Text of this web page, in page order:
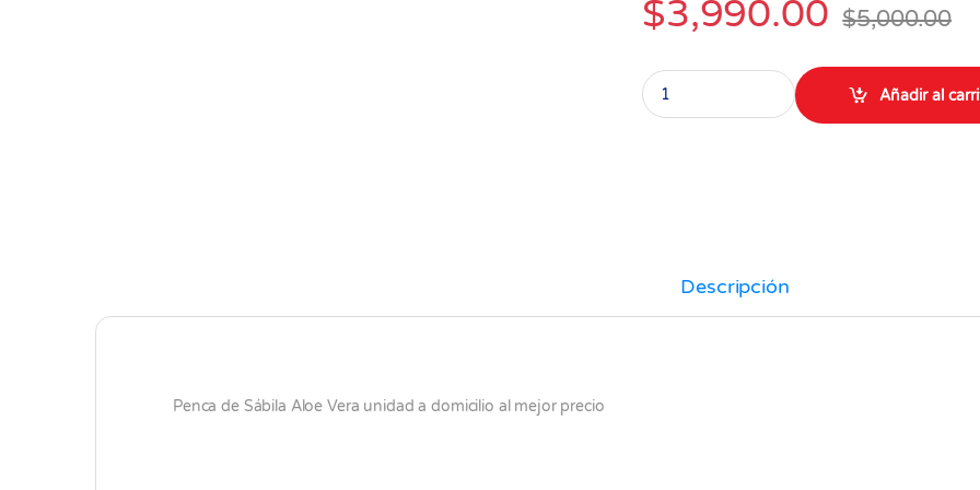
$3,990.00 $5,000.00
Penca de Sábila Aloe Vera grande unidad
Añadir al
Descripción
Penca de Sábila Aloe Vera unidad a domicilio al mejor precio